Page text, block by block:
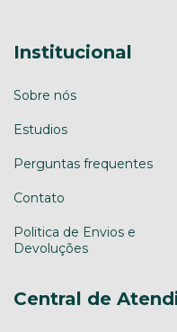
Institucional
Sobre nós
Estudios
Perguntas frequentes
Contato
Politica de Envios e
Devoluções
Central de